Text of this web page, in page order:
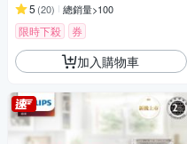
5 (20) 總銷量>100
限時下殺 券
加入購物車